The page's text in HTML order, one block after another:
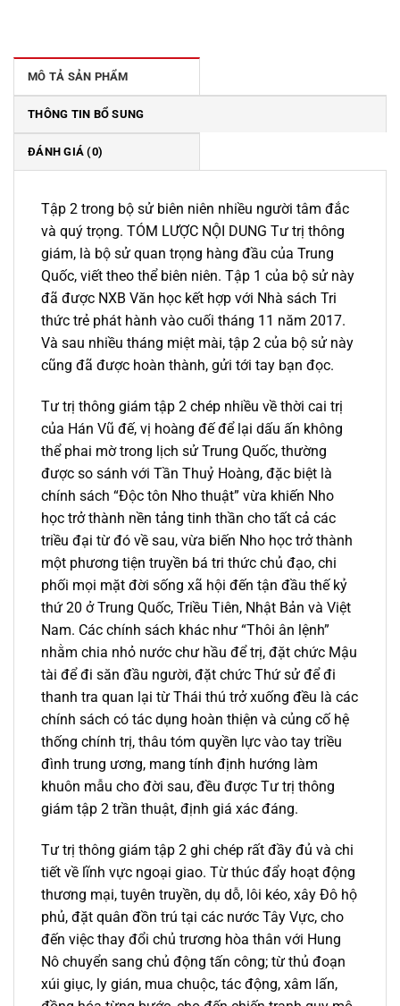
MÔ TẢ SẢN PHẨM
THÔNG TIN BỔ SUNG
ĐÁNH GIÁ (0)
Tập 2 trong bộ sử biên niên nhiều người tâm đắc
và quý trọng. TÓM LƯỢC NỘI DUNG Tư trị thông
giám, là bộ sử quan trọng hàng đầu của Trung
Quốc, viết theo thể biên niên. Tập 1 của bộ sử này
đã được NXB Văn học kết hợp với Nhà sách Tri
thức trẻ phát hành vào cuối tháng 11 năm 2017.
Và sau nhiều tháng miệt mài, tập 2 của bộ sử này
cũng đã được hoàn thành, gửi tới tay bạn đọc.
Tư trị thông giám tập 2 chép nhiều về thời cai trị
của Hán Vũ đế, vị hoàng đế để lại dấu ấn không
thể phai mờ trong lịch sử Trung Quốc, thường
được so sánh với Tần Thuỷ Hoàng, đặc biệt là
chính sách “Độc tôn Nho thuật” vừa khiến Nho
học trở thành nền tảng tinh thần cho tất cả các
triều đại từ đó về sau, vừa biến Nho học trở thành
một phương tiện truyền bá tri thức chủ đạo, chi
phối mọi mặt đời sống xã hội đến tận đầu thế kỷ
thứ 20 ở Trung Quốc, Triều Tiên, Nhật Bản và Việt
Nam. Các chính sách khác như “Thôi ân lệnh”
nhằm chia nhỏ nước chư hầu để trị, đặt chức Mậu
tài để đi săn đầu người, đặt chức Thứ sử để đi
thanh tra quan lại từ Thái thú trở xuống đều là các
chính sách có tác dụng hoàn thiện và củng cố hệ
thống chính trị, thâu tóm quyền lực vào tay triều
đình trung ương, mang tính định hướng làm
khuôn mẫu cho đời sau, đều được Tư trị thông
giám tập 2 trần thuật, định giá xác đáng.
Tư trị thông giám tập 2 ghi chép rất đầy đủ và chi
tiết về lĩnh vực ngoại giao. Từ thúc đẩy hoạt động
thương mại, tuyên truyền, dụ dỗ, lôi kéo, xây Đô hộ
phủ, đặt quân đồn trú tại các nước Tây Vực, cho
đến việc thay đổi chủ trương hòa thân với Hung
Nô chuyển sang chủ động tấn công; từ thủ đoạn
xúi giục, ly gián, mua chuộc, tác động, xâm lấn,